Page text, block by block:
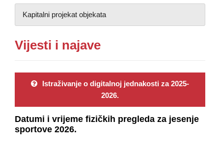
Kapitalni projekat objekata
Vijesti i najave
Istraživanje o digitalnoj jednakosti za 2025-
2026.
Datumi i vrijeme fizičkih pregleda za jesenje
sportove 2026.